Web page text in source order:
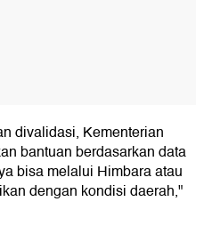
divalidasi, Kementerian
bantuan berdasarkan data
bisa melalui Himbara atau
dengan kondisi daerah,"